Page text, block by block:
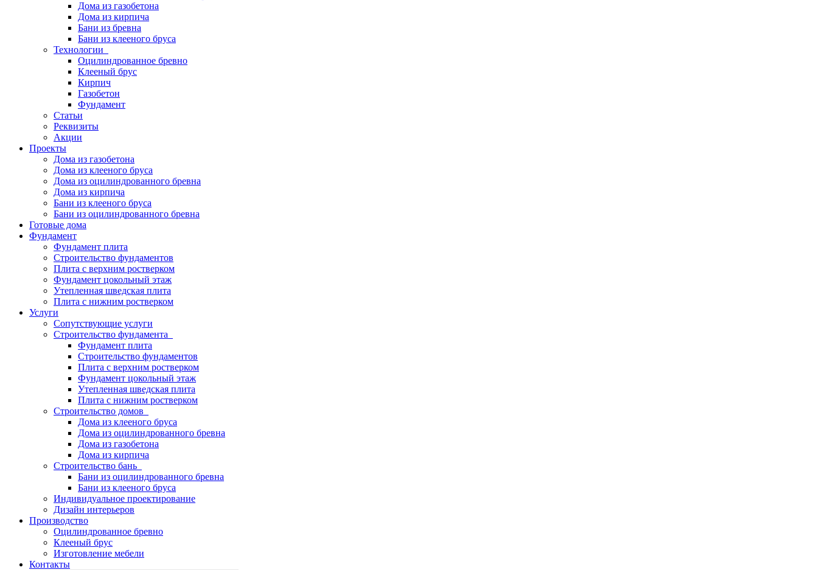
Дома из газобетона
Дома из кирпича
Бани из бревна
Бани из клееного бруса
Технологии
Оцилиндрованное бревно
Клееный брус
Кирпич
Газобетон
Фундамент
Статьи
Реквизиты
Акции
Проекты
Дома из газобетона
Дома из клееного бруса
Дома из оцилиндрованного бревна
Дома из кирпича
Бани из клееного бруса
Бани из оцилиндрованного бревна
Готовые дома
Фундамент
Фундамент плита
Строительство фундаментов
Плита с верхним ростверком
Фундамент цокольный этаж
Утепленная шведская плита
Плита с нижним ростверком
Услуги
Сопутствующие услуги
Строительство фундамента
Фундамент плита
Строительство фундаментов
Плита с верхним ростверком
Фундамент цокольный этаж
Утепленная шведская плита
Плита с нижним ростверком
Строительство домов
Дома из клееного бруса
Дома из оцилиндрованного бревна
Дома из газобетона
Дома из кирпича
Строительство бань
Бани из оцилиндрованного бревна
Бани из клееного бруса
Индивидуальное проектирование
Дизайн интерьеров
Производство
Оцилиндрованное бревно
Клееный брус
Изготовление мебели
Контакты